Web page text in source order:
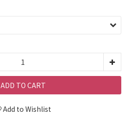
ADD TO CART
Add to Wishlist